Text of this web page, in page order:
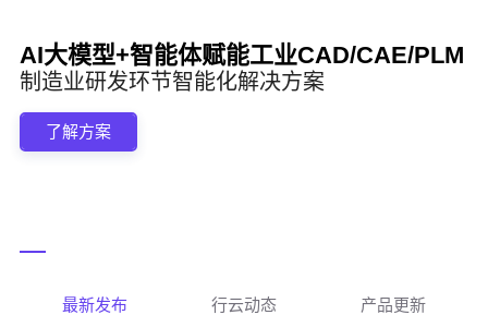
AI大模型+智能体赋能工业CAD/CAE/PLM
制造业研发环节智能化解决方案
了解方案
最新发布 行云动态
产品更新